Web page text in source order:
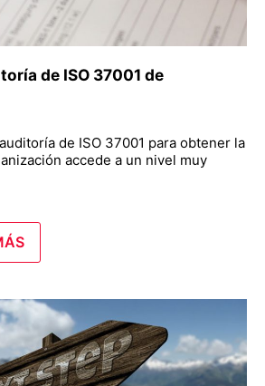
de ISO 37001 de
de ISO 37001 para obtener la
accede a un nivel muy